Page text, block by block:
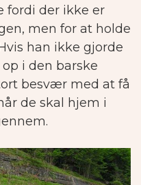
fordi der ikke er
men for at holde
han ikke gjorde
i den barske
besvær med at få
de skal hjem i